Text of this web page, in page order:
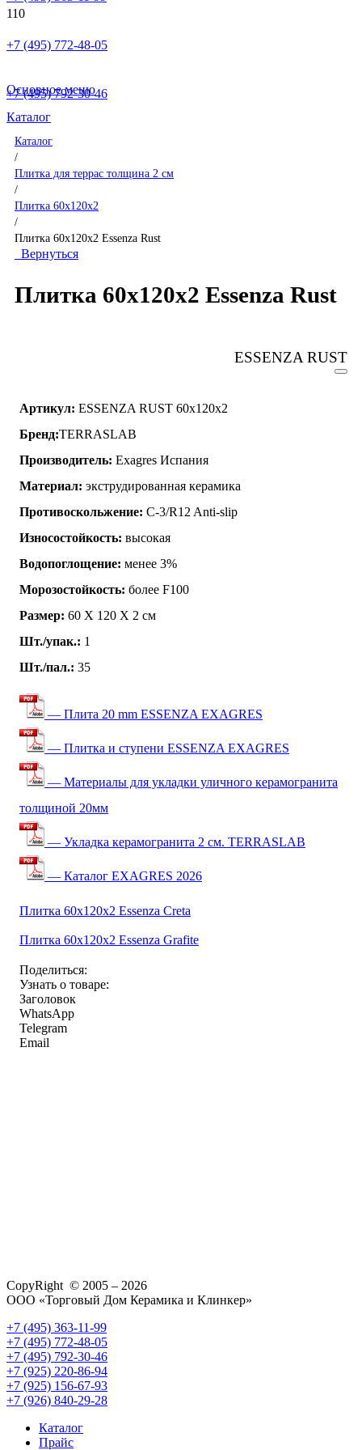
+7 (495) 772-48-05
+7 (495) 792-30-46
Основное меню
Каталог
Каталог
/
Плитка для террас толщина 2 см
/
Плитка 60x120x2
/
Плитка 60x120x2 Essenza Rust
Вернуться
Плитка 60x120x2 Essenza Rust
ESSENZA RUST
Артикул: ESSENZA RUST 60x120x2
Бренд:TERRASLAB
Производитель: Exagres Испания
Материал: экструдированная керамика
Противоскольжение: C-3/R12 Anti-slip
Износостойкость: высокая
Водопоглощение: менее 3%
Морозостойкость: более F100
Размер: 60 Х 120 Х 2 см
Шт./упак.: 1
Шт./пал.: 35
— Плита 20 mm ESSENZA EXAGRES
— Плитка и ступени ESSENZA EXAGRES
— Материалы для укладки уличного керамогранита
толщиной 20мм
— Укладка керамогранита 2 см. TERRASLAB
— Каталог EXAGRES 2026
Плитка 60x120x2 Essenza Creta
Плитка 60x120x2 Essenza Grafite
Поделиться:
Узнать о товаре:
Заголовок
WhatsApp
Telegram
Email
CopyRight © 2005 – 2026
ООО «Торговый Дом Керамика и Клинкер»
+7 (495) 363-11-99
+7 (495) 772-48-05
+7 (495) 792-30-46
+7 (925) 220-86-94
+7 (925) 156-67-93
+7 (926) 840-29-28
Каталог
Прайс